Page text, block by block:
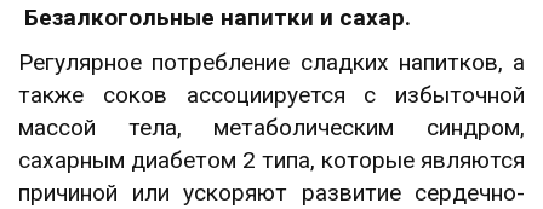
Безалкогольные напитки и сахар.
Регулярное потребление сладких напитков, а
также соков ассоциируется с избыточной
массой тела, метаболическим синдром,
сахарным диабетом 2 типа, которые являются
причиной или ускоряют развитие сердечно-